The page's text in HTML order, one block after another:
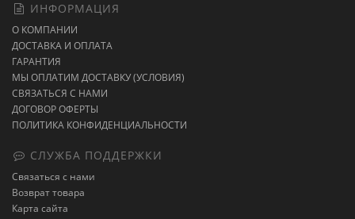
ИНФОРМАЦИЯ
О КОМПАНИИ
ДОСТАВКА И ОПЛАТА
ГАРАНТИЯ
МЫ ОПЛАТИМ ДОСТАВКУ (УСЛОВИЯ)
СВЯЗАТЬСЯ С НАМИ
ДОГОВОР ОФЕРТЫ
ПОЛИТИКА КОНФИДЕНЦИАЛЬНОСТИ
СЛУЖБА ПОДДЕРЖКИ
Связаться с нами
Возврат товара
Карта сайта